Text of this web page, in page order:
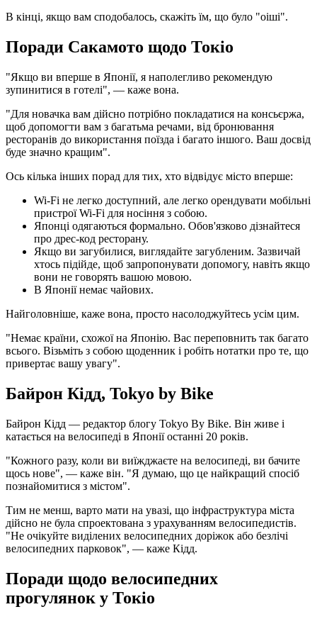
В кінці, якщо вам сподобалось, скажіть їм, що було "оіші".
Поради Сакамото щодо Токіо
"Якщо ви вперше в Японії, я наполегливо рекомендую
зупинитися в готелі", — каже вона.
"Для новачка вам дійсно потрібно покладатися на консьєржа,
щоб допомогти вам з багатьма речами, від бронювання
ресторанів до використання поїзда і багато іншого. Ваш досвід
буде значно кращим".
Ось кілька інших порад для тих, хто відвідує місто вперше:
Wi-Fi не легко доступний, але легко орендувати мобільні
пристрої Wi-Fi для носіння з собою.
Японці одягаються формально. Обов'язково дізнайтеся
про дрес-код ресторану.
Якщо ви загубилися, виглядайте загубленим. Зазвичай
хтось підійде, щоб запропонувати допомогу, навіть якщо
вони не говорять вашою мовою.
В Японії немає чайових.
Найголовніше, каже вона, просто насолоджуйтесь усім цим.
"Немає країни, схожої на Японію. Вас переповнить так багато
всього. Візьміть з собою щоденник і робіть нотатки про те, що
привертає вашу увагу".
Байрон Кідд, Tokyo by Bike
Байрон Кідд — редактор блогу Tokyo By Bike. Він живе і
катається на велосипеді в Японії останні 20 років.
"Кожного разу, коли ви виїжджаєте на велосипеді, ви бачите
щось нове", — каже він. "Я думаю, що це найкращий спосіб
познайомитися з містом".
Тим не менш, варто мати на увазі, що інфраструктура міста
дійсно не була спроектована з урахуванням велосипедистів.
"Не очікуйте виділених велосипедних доріжок або безлічі
велосипедних парковок", — каже Кідд.
Поради щодо велосипедних
прогулянок у Токіо